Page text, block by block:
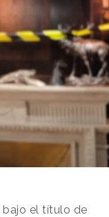
bajo el título de